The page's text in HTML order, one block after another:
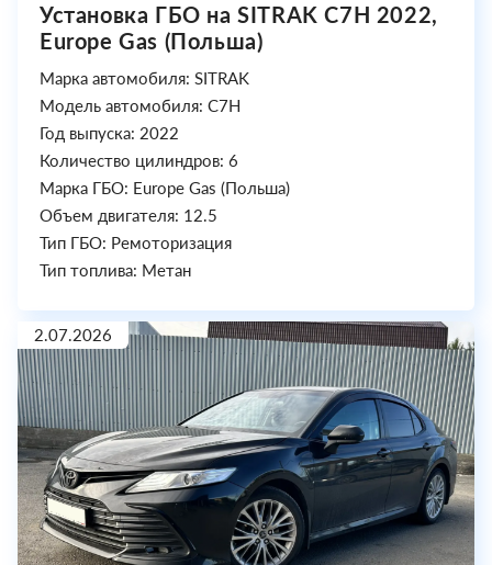
Установка ГБО на SITRAK C7H 2022,
Europe Gas (Польша)
Марка автомобиля: SITRAK
Модель автомобиля: C7H
Год выпуска: 2022
Количество цилиндров: 6
Марка ГБО: Europe Gas (Польша)
Объем двигателя: 12.5
Тип ГБО: Ремоторизация
Тип топлива: Метан
2.07.2026